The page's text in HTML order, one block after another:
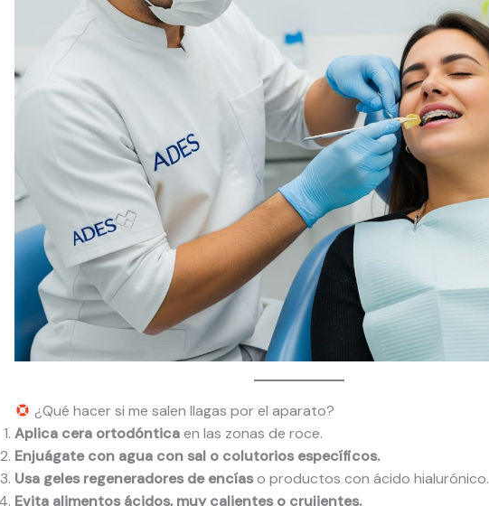
¿Qué hacer si me salen llagas por el aparato?
Aplica cera ortodónticaen las zonas de roce.
Enjuágate con agua con sal o colutorios específicos.
Usa geles regeneradores de encíaso productos con ácido hialurónico.
Evita alimentos ácidos, muy calientes o crujientes.